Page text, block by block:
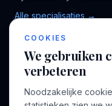
Alle specialisaties →
BEDRIJF
Over ons
COOKIES
We gebruiken
verbeteren
Noodzakelijke